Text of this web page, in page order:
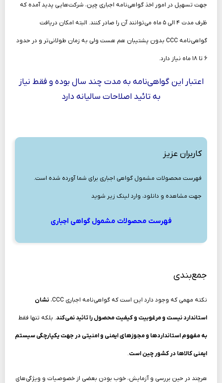
جهت تسهیل در امور اخذ گواهی‌نامه اجباری چین، شرکت‌هایی پدید آمده که
ظرف مدت ۴ الی ۵ ماه می‌توانند آن را صادر کنند. البته امکان دریافت
گواهی‌نامه CCC بدون پشتیبان هم هست ولی به زمان طولانی‌تر و در حدود
۶ تا ۱۸ ماه نیاز دارد.
اعتبار این گواهی‌نامه به مدت چند سال بوده و فقط نیاز
به تائید اصلاحات سالیانه دارد
کاربران عزیز
فهرست محصولات مشمول گواهی اجباری برای شما آورده شده است.
جهت مشاهده و دانلود، وارد لینک زیر شوید
فهرست محصولات مشمول گواهی اجباری
جمع‌بندی
نکته مهمی که وجود دارد این است که گواهی‌نامه اجباری CCC، نشان
استاندارد نیست و مرغوبیت و کیفیت محصول را تائید نمی‌کند. بلکه تنها فقط
به مفهوم استانداردها و مجوزهای ایمنی و امنیتی در جهت یکپارچگی سیستم
ایمنی کالاها در کشور چین است.
هرچند در حین بررسی و آزمایش، خوب بودن بعضی از خصوصیات و ویژگی‌های